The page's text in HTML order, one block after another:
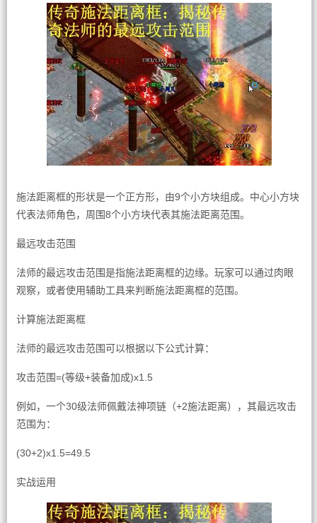
施法距离框的形状是一个正方形，由9个小方块组成。中心小方块
代表法师角色，周围8个小方块代表其施法距离范围。
最远攻击范围
法师的最远攻击范围是指施法距离框的边缘。玩家可以通过肉眼
观察，或者使用辅助工具来判断施法距离框的范围。
计算施法距离框
法师的最远攻击范围可以根据以下公式计算：
攻击范围=(等级+装备加成)x1.5
例如，一个30级法师佩戴法神项链（+2施法距离），其最远攻击
范围为：
(30+2)x1.5=49.5
实战运用